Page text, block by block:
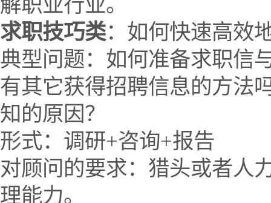
解职业行业。
求职技巧类：如何快速高效
典型问题：如何准备求职信
有其它获得招聘信息的方法
知的原因？
形式：调研+咨询+报告
对顾问的要求：猎头或者人
理能力。